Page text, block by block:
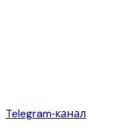
Telegram‑канал